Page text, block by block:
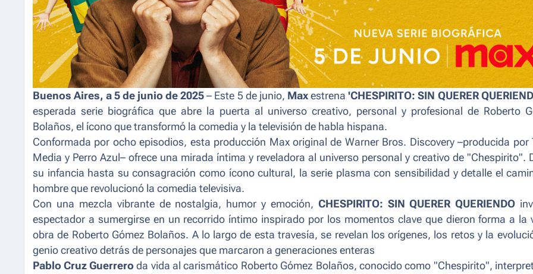
Buenos Aires, a 5 de junio de 2025 – Este 5 de junio, Max estrena 'CHESPIRITO: SIN QUERER
esperada serie biográfica que abre la puerta al universo creativo, personal y profesional de Roberto
Bolaños, el ícono que transformó la comedia y la televisión de habla hispana.
Conformada por ocho episodios, esta producción Max original de Warner Bros. Discovery –producida por
Media y Perro Azul– ofrece una mirada íntima y reveladora al universo personal y creativo de "Chespirito".
su infancia hasta su consagración como ícono cultural, la serie plasma con sensibilidad y detalle el
hombre que revolucionó la comedia televisiva.
Con una mezcla vibrante de nostalgia, humor y emoción, CHESPIRITO: SIN QUERER QUERIENDO
espectador a sumergirse en un recorrido íntimo inspirado por los momentos clave que dieron forma a la
obra de Roberto Gómez Bolaños. A lo largo de esta travesía, se revelan los orígenes, los retos y la
genio creativo detrás de personajes que marcaron a generaciones enteras
Pablo Cruz Guerrero da vida al carismático Roberto Gómez Bolaños, conocido como "Chespirito",